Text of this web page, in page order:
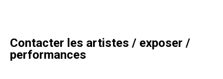
Contacter les artistes / exposer /
performances